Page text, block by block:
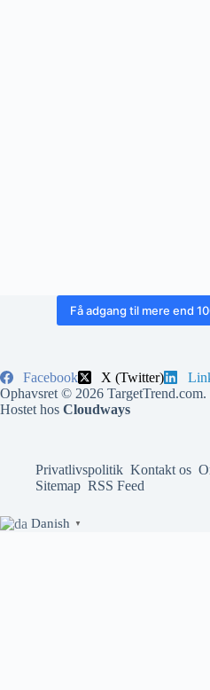
Få adgang til mere end
Facebook X (Twitter)
Ophavsret © 2026 TargetTrend.com.
Hostet hos Cloudways
Privatlivspolitik Kontakt os
Sitemap RSS Feed
Danish ▼